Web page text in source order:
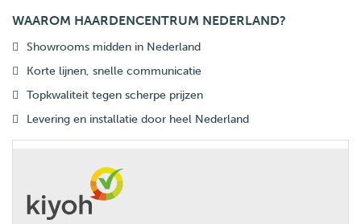
WAAROM HAARDENCENTRUM NEDERLAND?
Showrooms midden in Nederland
Korte lijnen, snelle communicatie
Topkwaliteit tegen scherpe prijzen
Levering en installatie door heel Nederland